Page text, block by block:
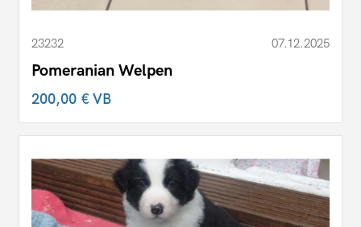
23232 07.12.2025
Pomeranian Welpen
200,00 €VB